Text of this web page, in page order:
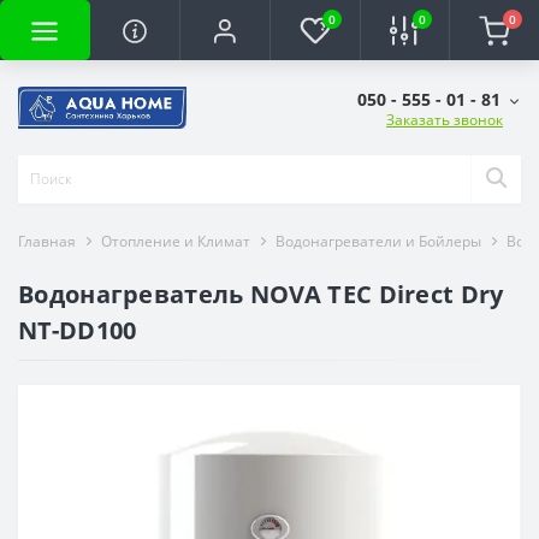
0 0 0
050 - 555 - 01 - 81
Заказать звонок
Главная Отопление и Климат Водонагреватели и Бойлеры
Водонагреватель NOVA TEC Direct Dry
NT-DD100